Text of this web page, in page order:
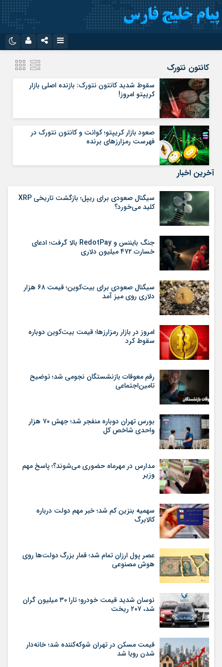
سروش
ایتا
آپارات
رمز عبور
مرا به خاطر بسپار
کانتون نتورک
سقوط شدید کانتون نتورک: بازنده اصلی بازار
کریپتو امروز!
صعود بازار کریپتو؛ کوانت و کانتون نتورک در
فهرست رمزارزهای برنده
آخرین اخبار
سیگنال صعودی برای ریپل؛ بازگشت تاریخی XRP
کلید می‌خورد؟
جنگ بایننس و RedotPay بالا گرفت؛ ادعای
خسارت ۴۷۲ میلیون دلاری
سیگنال صعودی برای بیت‌کوین؛ قیمت ۶۸ هزار
دلاری روی میز آمد
امروز در بازار رمزارزها؛ قیمت بیت‌کوین دوباره
سقوط کرد
رقم معوقات بازنشستگان نجومی شد؛ توضیح
تامین‌اجتماعی
بورس تهران دوباره منفجر شد؛ جهش ۷۰ هزار
واحدی شاخص کل
مدارس در مهرماه حضوری می‌شوند؟؛ پاسخ مهم
وزیر
سهمیه بنزین کم شد؛ خبر مهم دولت درباره
کالابرگ
عصر پول ارزان تمام شد؛ قمار بزرگ دولت‌ها روی
هوش مصنوعی
نوسان شدید قیمت خودرو؛ تارا ۳۰ میلیون گران
شد، ۲۰۷ ریخت
قیمت مسکن در تهران شوکه‌کننده شد؛ خانه‌دار
شدن رویا شد